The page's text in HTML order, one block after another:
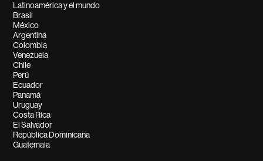
Latinoamérica y el mundo
Brasil
México
Argentina
Colombia
Venezuela
Chile
Perú
Ecuador
Panamá
Uruguay
Costa Rica
El Salvador
República Dominicana
Guatemala